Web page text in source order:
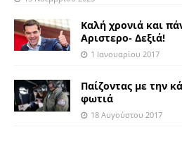
Καλή χρονιά και
Αριστερο- Δεξιά!
1 Ιανουαρίου 2017
Παίζοντας με την
φωτιά
18 Αυγούστου 2017